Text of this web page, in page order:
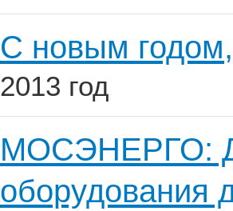
С новым
2013 год
МОСЭНЕРГО:
оборудования